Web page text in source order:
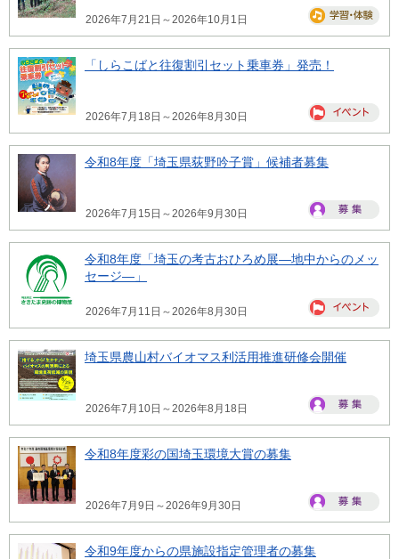
2026年7月21日～2026年10月1日
「しらこばと往復割引セット乗車券」発売！
2026年7月18日～2026年8月30日
令和8年度「埼玉県荻野吟子賞」候補者募集
2026年7月15日～2026年9月30日
令和8年度「埼玉の考古おひろめ展―地中からのメッ
セージ―」
2026年7月11日～2026年8月30日
埼玉県農山村バイオマス利活用推進研修会開催
2026年7月10日～2026年8月18日
令和8年度彩の国埼玉環境大賞の募集
2026年7月9日～2026年9月30日
令和9年度からの県施設指定管理者の募集